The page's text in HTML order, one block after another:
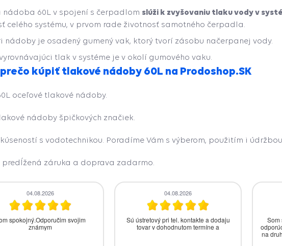
nádoba 60L v spojení s čerpadlom slúži k zvyšovaniu tlaku vody v
celého systému, v prvom rade životnosť samotného čerpadla.
nádoby je osadený gumený vak, ktorý tvorí zásobu načerpanej vody.
tlak v systéme je v okolí gumového vaku.
kúpiť tlakové nádoby 60L na Prodoshop.SK
oceľové tlakové nádoby.
nádoby špičkových značiek.
s vodotechnikou. Poradíme Vám s výberom, použitím i
predĺžená záruka a doprava zadarmo.
04.08.2026
spokojný.Odporučim svojim
známym
04.08.2026
Sú ústretový pri tel. kontakte a dodaju
tovar v dohodnutom termíne a
Som
na